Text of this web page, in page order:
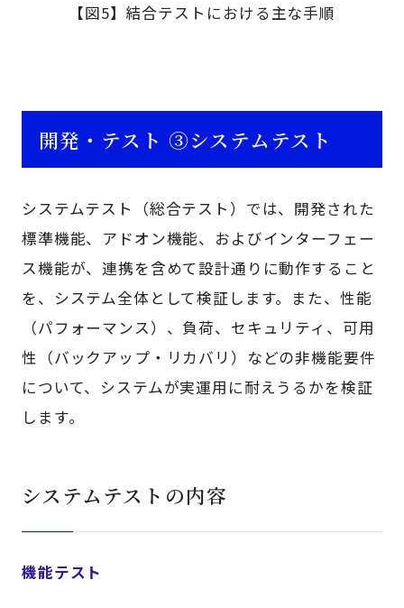
【図5】結合テストにおける主な手順
開発・テスト ③システムテスト
システムテスト（総合テスト）では、開発された
標準機能、アドオン機能、およびインターフェー
ス機能が、連携を含めて設計通りに動作すること
を、システム全体として検証します。また、性能
（パフォーマンス）、負荷、セキュリティ、可用
性（バックアップ・リカバリ）などの非機能要件
について、システムが実運用に耐えうるかを検証
します。
システムテストの内容
機能テスト